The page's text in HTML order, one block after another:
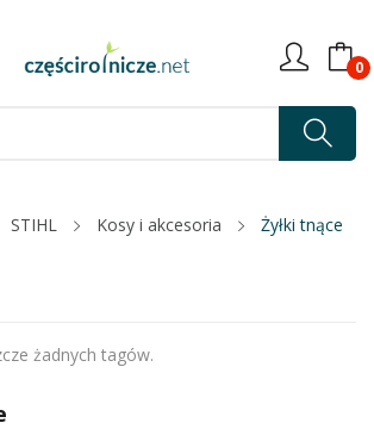
0
STIHL Kosy i akcesoria Żyłki tnące
żadnych tagów.